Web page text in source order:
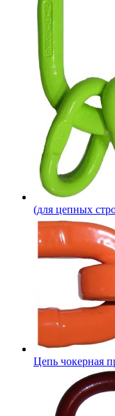
(для цепных
Цепь чокерная